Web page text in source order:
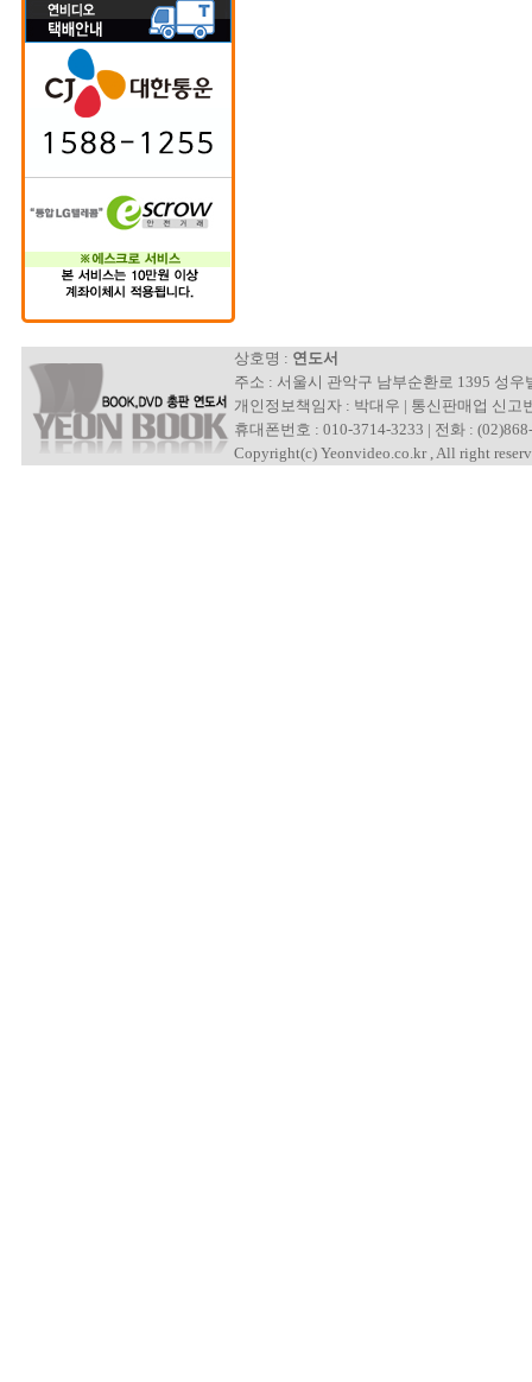
상호명 : 연도서
주소 : 서울시 관악구 남부순환로 1395 성우
개인정보책임자 : 박대우 | 통신판매업 신고
휴대폰번호 : 010-3714-3233 | 전화 :
Copyright(c) Yeonvideo.co.kr , All right